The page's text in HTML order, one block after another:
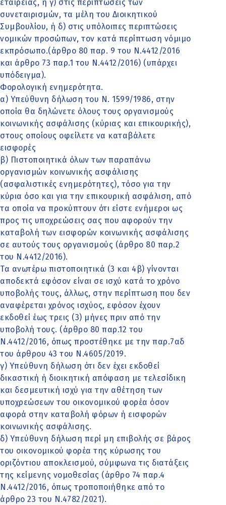
εταιρείας, ή γ) στις περιπτώσεις των
συνεταιρισμών, τα μέλη του Διοικητικού
Συμβουλίου, ή δ) στις υπόλοιπες περιπτώσεις
νομικών προσώπων, τον κατά περίπτωση νόμιμο
εκπρόσωπο.(άρθρο 80 παρ. 9 του Ν.4412/2016
και άρθρο 73 παρ.1 του Ν.4412/2016) (υπάρχει
υπόδειγμα).
Φορολογική ενημερότητα.
α) Υπεύθυνη δήλωση του Ν. 1599/1986, στην
οποία θα δηλώνετε όλους τους οργανισμούς
κοινωνικής ασφάλισης (κύριας και επικουρικής),
στους οποίους οφείλετε να καταβάλετε
εισφορές
β) Πιστοποιητικά όλων των παραπάνω
οργανισμών κοινωνικής ασφάλισης
(ασφαλιστικές ενημερότητες), τόσο για την
κύρια όσο και για την επικουρική ασφάλιση, από
τα οποία να προκύπτουν ότι είστε ενήμεροι ως
προς τις υποχρεώσεις σας που αφορούν την
καταβολή των εισφορών κοινωνικής ασφάλισης
σε αυτούς τους οργανισμούς (άρθρο 80 παρ.2
του Ν.4412/2016).
Τα ανωτέρω πιστοποιητικά (3 και 4β) γίνονται
αποδεκτά εφόσον είναι σε ισχύ κατά το χρόνο
υποβολής τους, άλλως, στην περίπτωση που δεν
αναφέρεται χρόνος ισχύος, εφόσον έχουν
εκδοθεί έως τρεις (3) μήνες πριν από την
υποβολή τους. (άρθρο 80 παρ.12 του
Ν.4412/2016, όπως προστέθηκε με την παρ.7αδ
του άρθρου 43 του Ν.4605/2019.
γ) Υπεύθυνη δήλωση ότι δεν έχει εκδοθεί
δικαστική ή διοικητική απόφαση με τελεσίδικη
και δεσμευτική ισχύ για την αθέτηση των
υποχρεώσεων του οικονομικού φορέα όσον
αφορά στην καταβολή φόρων ή εισφορών
κοινωνικής ασφάλισης.
δ) Υπεύθυνη δήλωση περί μη επιβολής σε βάρος
του οικονομικού φορέα της κύρωσης του
οριζόντιου αποκλεισμού, σύμφωνα τις διατάξεις
της κείμενης νομοθεσίας (άρθρο 74 παρ.4
Ν.4412/2016, όπως τροποποιήθηκε από το
άρθρο 23 του Ν.4782/2021).